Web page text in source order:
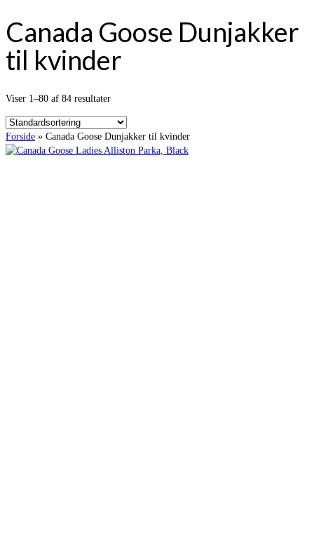
Canada Goose Dunjakker
til kvinder
Viser 1–80 af 84 resultater
Forside » Canada Goose Dunjakker til kvinder